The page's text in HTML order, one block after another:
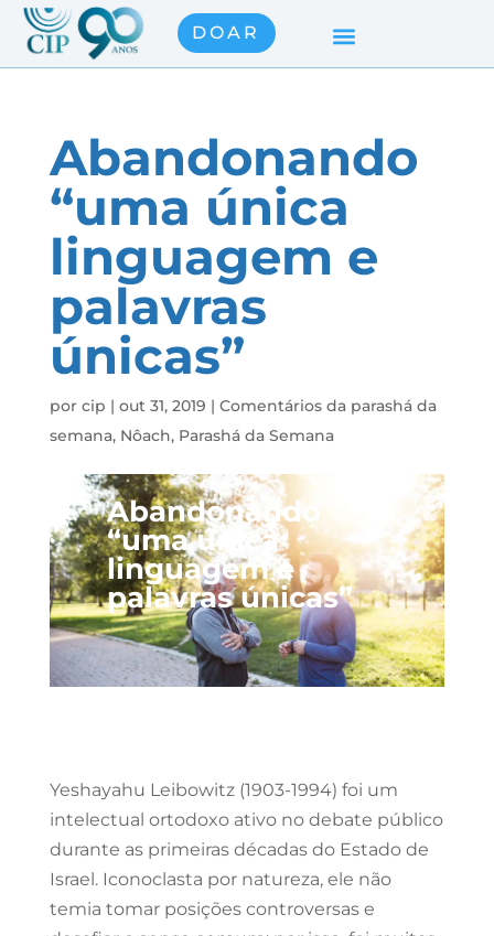
DOAR
Abandonando
“uma única
linguagem e
palavras
únicas”
por cip | out 31, 2019 | Comentários da parashá da
semana, Nôach, Parashá da Semana
Abandonando
“uma única
linguagem e
palavras únicas”
Yeshayahu Leibowitz (1903-1994) foi um
intelectual ortodoxo ativo no debate público
durante as primeiras décadas do Estado de
Israel. Iconoclasta por natureza, ele não
temia tomar posições controversas e